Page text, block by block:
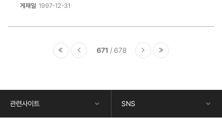
게재일 1997-12-31
671 678
하
단
관련사이트 SNS